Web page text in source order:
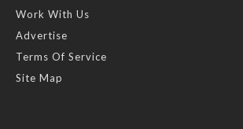
Work With Us
Advertise
Terms Of Service
Site Map